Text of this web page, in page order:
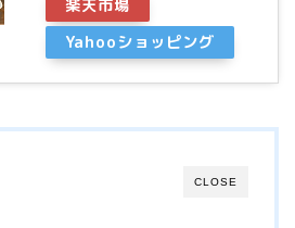
楽天市場
Yahooショッピング
CLOSE